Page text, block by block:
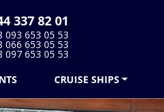
337 82 01
093 653 05 53
066 653 05 53
097 653 05 53
CRUISE SHIPS